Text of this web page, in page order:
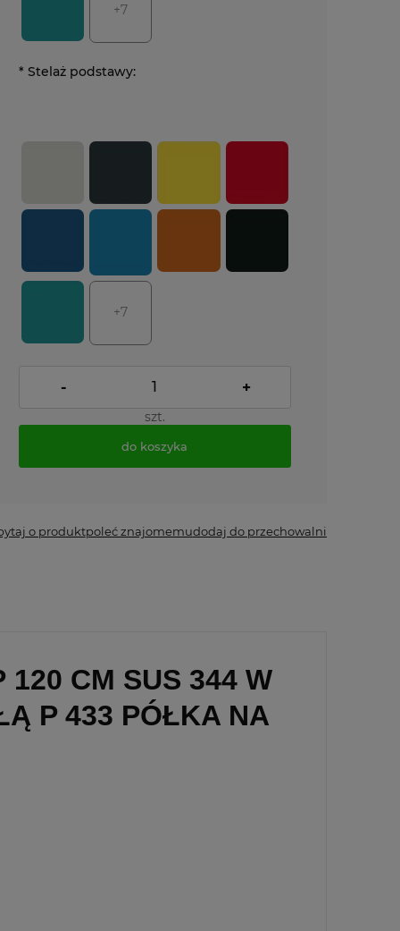
+7
* Stelaż podstawy:
+7
- +
szt.
do koszyka
o produktpoleć znajomemudodaj do przechowalni
120 CM SUS 344 W
P 433 PÓŁKA NA